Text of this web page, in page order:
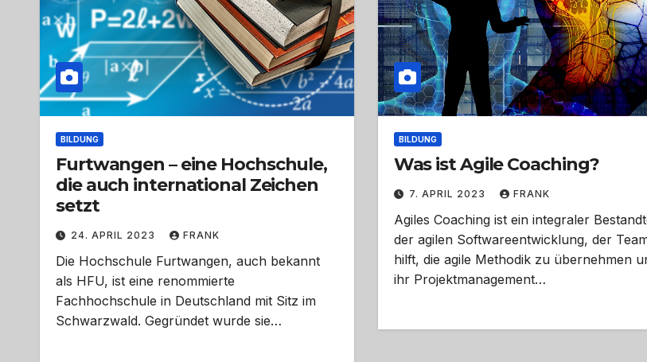
BILDUNG
Furtwangen – eine Hochschule,
die auch international Zeichen
setzt
24. APRIL 2023 FRANK
Die Hochschule Furtwangen, auch bekannt
als HFU, ist eine renommierte
Fachhochschule in Deutschland mit Sitz im
Schwarzwald. Gegründet wurde sie…
BILDUNG
Was ist Agile Coaching?
7. APRIL 2023 FRANK
Agiles Coaching ist ein integraler
der agilen Softwareentwicklung, der
hilft, die agile Methodik zu übernehmen
ihr Projektmanagement…